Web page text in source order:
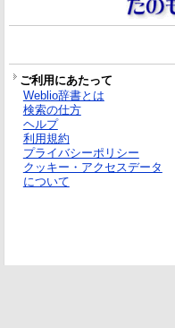
ご利用にあたって
Weblio辞書とは
検索の仕方
ヘルプ
利用規約
プライバシーポリシー
クッキー・アクセスデータ
について